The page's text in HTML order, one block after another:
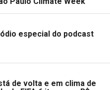
especial do podcast
de volta e em clima de